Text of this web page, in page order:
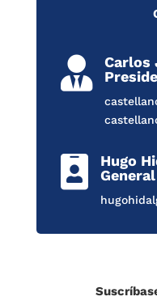

Carlos

Hugo
General